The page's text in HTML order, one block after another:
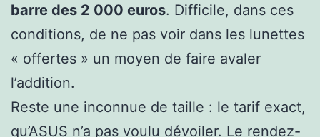
barre des 2 000 euros. Difficile, dans ces
conditions, de ne pas voir dans les lunettes
« offertes » un moyen de faire avaler
l’addition.
Reste une inconnue de taille : le tarif exact,
qu’ASUS n’a pas voulu dévoiler. Le rendez-